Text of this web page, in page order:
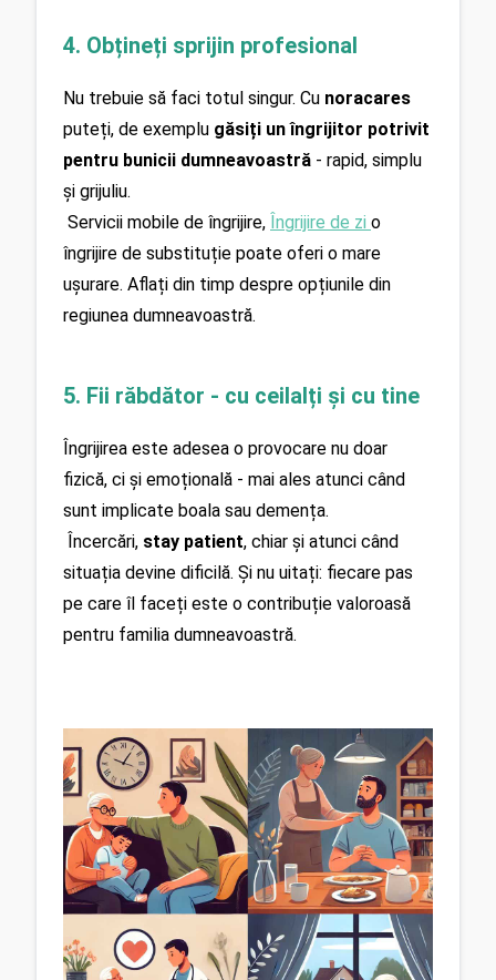
4. Obțineți sprijin profesional
Nu trebuie să faci totul singur. Cu noracares
puteți, de exemplu găsiți un îngrijitor potrivit
pentru bunicii dumneavoastră - rapid, simplu
și grijuliu.
Servicii mobile de îngrijire, Îngrijire de zi o
îngrijire de substituție poate oferi o mare
ușurare. Aflați din timp despre opțiunile din
regiunea dumneavoastră.
5. Fii răbdător - cu ceilalți și cu tine
Îngrijirea este adesea o provocare nu doar
fizică, ci și emoțională - mai ales atunci când
sunt implicate boala sau demența.
Încercări, stay patient, chiar și atunci când
situația devine dificilă. Și nu uitați: fiecare pas
pe care îl faceți este o contribuție valoroasă
pentru familia dumneavoastră.